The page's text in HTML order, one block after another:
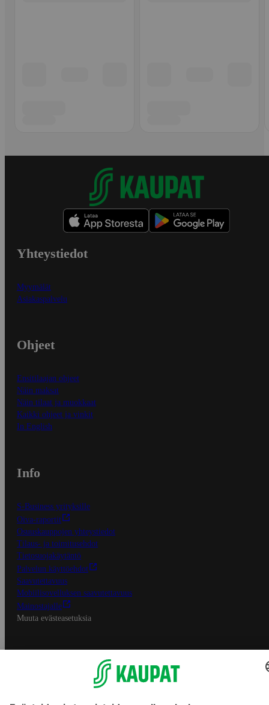
Yhteystiedot
Myymälät
Asiakaspalvelu
Ohjeet
Ensitilaajan ohjeet
Näin maksat
Näin tilaat ja muokkaat
Kaikki ohjeet ja vinkit
In English
Info
S-Business yrityksille
Oiva-raportit
Osuuskauppojen yhteystiedot
Tilaus- ja toimitusehdot
Tietosuojakäytäntö
Palvelun käyttöehdot
Saavutettavuus
Mobiilisovelluksen saavutettavuus
Mainostajalle
Muuta evästeasetuksia
S-ryhmän palvelut